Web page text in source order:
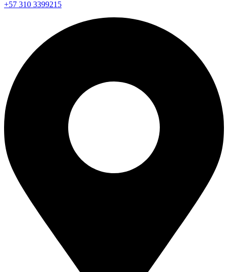
+57 310 3399215